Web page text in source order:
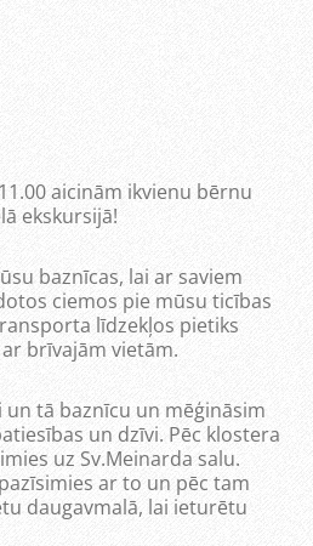
aicinām ikvienu bērnu
ekskursijā!
baznīcas, lai ar saviem
ciemos pie mūsu ticības
līdzekļos pietiks
brīvajām vietām.
tā baznīcu un mēģināsim
un dzīvi. Pēc klostera
uz Sv.Meinarda salu.
ar to un pēc tam
daugavmalā, lai ieturētu